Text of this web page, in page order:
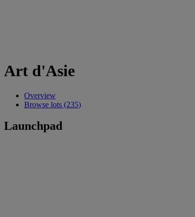
Art d'Asie
Overview
Browse lots (235)
Launchpad